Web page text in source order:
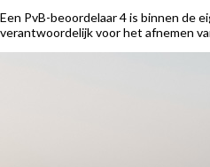
Een PvB-beoordelaar 4 is binnen de
verantwoordelijk voor het afnemen